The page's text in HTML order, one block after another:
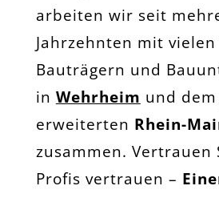
arbeiten wir seit
Jahrzehnten mit
Bauträgern und
in Wehrheim und
erweiterten Rhein-
zusammen. Vertrauen
Profis vertrauen –